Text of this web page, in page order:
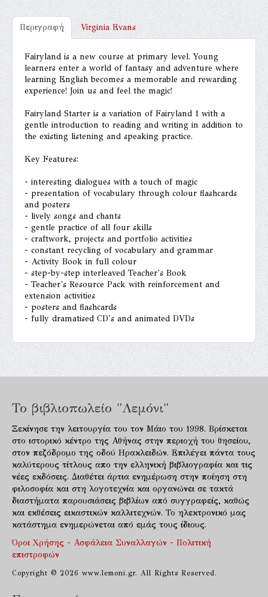
Περιγραφή Virginia Evans
Fairyland is a new course at primary level. Young
learners enter a world of fantasy and adventure where
learning English becomes a memorable and rewarding
experience! Join us and feel the magic!
Fairyland Starter is a variation of Fairyland 1 with a
gentle introduction to reading and writing in addition to
the existing listening and speaking practice.
Key Features:
- interesting dialogues with a touch of magic
- presentation of vocabulary through colour flashcards
and posters
- lively songs and chants
- gentle practice of all four skills
- craftwork, projects and portfolio activities
- constant recycling of vocabulary and grammar
- Activity Book in full colour
- step-by-step interleaved Teacher's Book
- Teacher's Resource Pack with reinforcement and
extension activities
- posters and flashcards
- fully dramatised CD's and animated DVDs
Το βιβλιοπωλείο "Λεμόνι"
Ξεκίνησε την λειτουργία του τον Μάιο του 1998. Βρίσκεται
στο ιστορικό κέντρο της Αθήνας στην περιοχή του θησείου,
στον πεζόδρομο της οδού Ηρακλειδών. Επιλέγει πάντα τους
καλύτερους τίτλους απο την ελληνική βιβλιογραφία και τις
νέες εκδόσεις. Διαθέτει άρτια ενημέρωση στην ποίηση στη
φιλοσοφία και στη λογοτεχνία και οργανώνει σε τακτά
διαστήματα παρουσιάσεις βιβλίων από συγγραφείς, καθώς
και εκθέσεις εικαστικών καλλιτεχνών. Το ηλεκτρονικό μας
κατάστημα ενημερώνεται από εμάς τους ίδιους.
Όροι Χρήσης - Ασφάλεια Συναλλαγών - Πολιτική
επιστροφών
Copyright © 2026 www.lemoni.gr. All Rights Reserved.